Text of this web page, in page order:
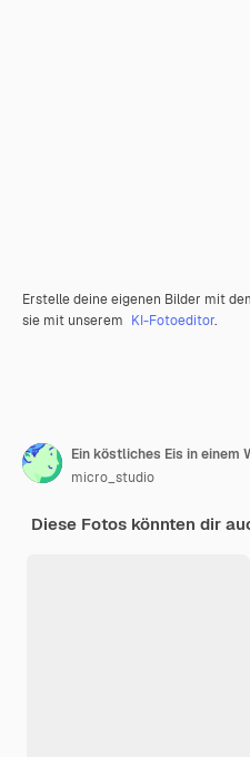
Erstelle deine eigenen Bilder mit
sie mit unserem KI-Fotoeditor.
micro_studio
Diese Fotos könnten dir